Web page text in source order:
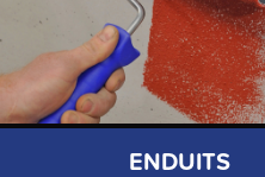
ENDUITS